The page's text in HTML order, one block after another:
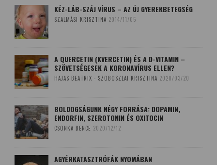
KÉZ-LÁB-SZÁJ VÍRUS – AZ ÚJ GYEREKBETEGSÉG
SZALMÁSI KRISZTINA 2014/11/05
A QUERCETIN (KVERCETIN) ÉS A D-VITAMIN –
SZÖVETSÉGESEK A KORONAVÍRUS ELLEN?
HAJAS BEATRIX - SZOBOSZLAI KRISZTINA 2020/03/20
BOLDOGSÁGUNK NÉGY FORRÁSA: DOPAMIN,
ENDORFIN, SZEROTONIN ÉS OXITOCIN
CSONKA BENCE 2020/12/12
AGYÉRKATASZTRÓFÁK NYOMÁBAN